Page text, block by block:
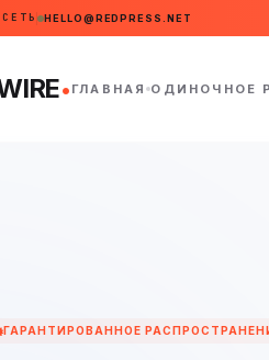
HELLO@REDPRESS.NET
. ГЛАВНАЯ ОДИНОЧНОЕ
ГАРАНТИРОВАННОЕ